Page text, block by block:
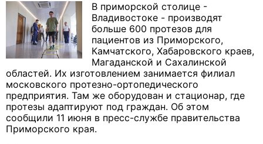
В приморской столице -
Владивостоке - производят
больше 600 протезов для
пациентов из Приморского,
Камчатского, Хабаровского краев,
Магаданской и Сахалинской
областей. Их изготовлением занимается филиал
московского протезно-ортопедического
предприятия. Там же оборудован и стационар, где
протезы адаптируют под граждан. Об этом
сообщили 11 июня в пресс-службе правительства
Приморского края.